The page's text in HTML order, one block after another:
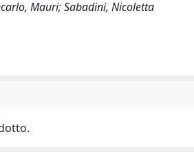
Mauri; Sabadini, Nicoletta